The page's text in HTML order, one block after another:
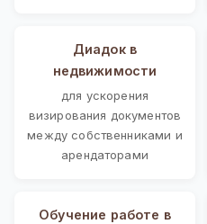
Диадок в
недвижимости
для ускорения
визирования документов
между собственниками и
арендаторами
Обучение работе в